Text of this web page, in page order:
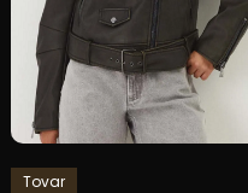
Tovar